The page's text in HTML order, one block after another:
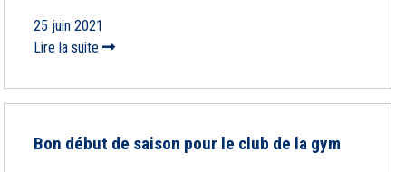
25 juin 2021
Lire la suite
Bon début de saison pour le club de la gym